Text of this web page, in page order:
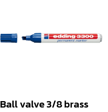
Ball valve 3/8 brass